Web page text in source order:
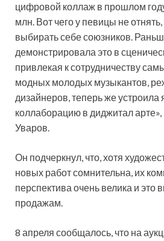
цифровой коллаж в прошлом
млн. Вот чего у певицы не отнять,
выбирать себе союзников.
демонстрировала это в
привлекая к сотрудничеству
модных молодых музыкантов,
дизайнеров, теперь же устроила
коллаборацию в диджитал
Уваров.
Он подчеркнул, что, хотя
новых работ сомнительна, их
перспектива очень велика и это
продажам.
8 апреля сообщалось, что на